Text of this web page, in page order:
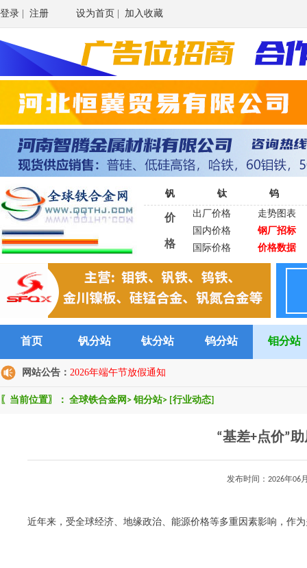
登录 注册 设为首页 加入收藏
钒 钛 钨
价
格
出厂价格
走势图表
国内价格
钢厂招标
国际价格
价格数据
首页 钒分站 钛分站 钨分站 钼分站
网站公告： 2026年端午节放假通知
〖当前位置〗： 全球铁合金网 > 钼分站> [行业动态]
“基差+点价”
发布时间：2026年
近年来，受全球经济、地缘政治、能源价格等多重因素影响，作